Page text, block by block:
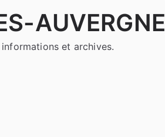
AUVERGNE
et archives.